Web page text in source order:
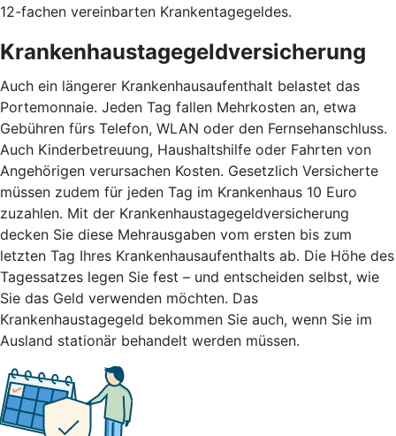
12-fachen vereinbarten Krankentagegeldes.
Krankenhaustagegeldversicherung
Auch ein längerer Krankenhausaufenthalt belastet das
Portemonnaie. Jeden Tag fallen Mehrkosten an, etwa
Gebühren fürs Telefon, WLAN oder den Fernsehanschluss.
Auch Kinderbetreuung, Haushaltshilfe oder Fahrten von
Angehörigen verursachen Kosten. Gesetzlich Versicherte
müssen zudem für jeden Tag im Krankenhaus 10 Euro
zuzahlen. Mit der Krankenhaustagegeldversicherung
decken Sie diese Mehrausgaben vom ersten bis zum
letzten Tag Ihres Krankenhausaufenthalts ab. Die Höhe des
Tagessatzes legen Sie fest – und entscheiden selbst, wie
Sie das Geld verwenden möchten. Das
Krankenhaustagegeld bekommen Sie auch, wenn Sie im
Ausland stationär behandelt werden müssen.